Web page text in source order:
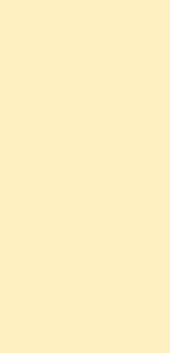
sa maison
Selon ses
déposé en
Palatine fut
où
Disparue
rien de sa
noir de son